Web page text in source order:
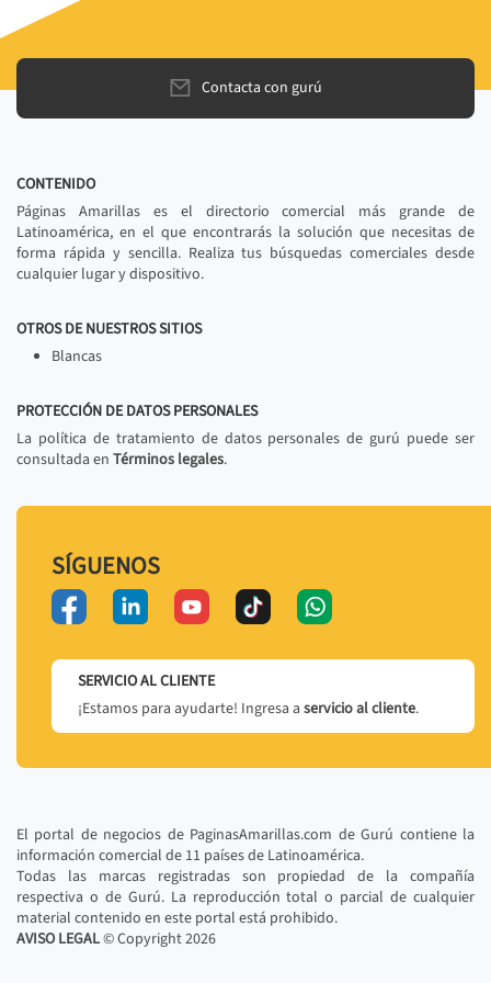
Contacta con gurú
CONTENIDO
Páginas Amarillas es el directorio comercial más grande de
Latinoamérica, en el que encontrarás la solución que necesitas de
forma rápida y sencilla. Realiza tus búsquedas comerciales desde
cualquier lugar y dispositivo.
OTROS DE NUESTROS SITIOS
Blancas
PROTECCIÓN DE DATOS PERSONALES
La política de tratamiento de datos personales de gurú puede ser
consultada en Términos legales.
SÍGUENOS
SERVICIO AL CLIENTE
¡Estamos para ayudarte! Ingresa a servicio al cliente.
El portal de negocios de PaginasAmarillas.com de Gurú contiene la
información comercial de 11 países de Latinoamérica.
Todas las marcas registradas son propiedad de la compañía
respectiva o de Gurú. La reproducción total o parcial de cualquier
material contenido en este portal está prohibido.
AVISO LEGAL© Copyright2026